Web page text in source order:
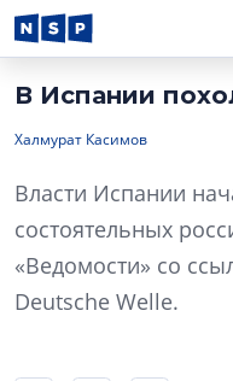
В Испании
Халмурат Касимов
Власти Испании
состоятельных
«Ведомости» со
Deutsche Welle.